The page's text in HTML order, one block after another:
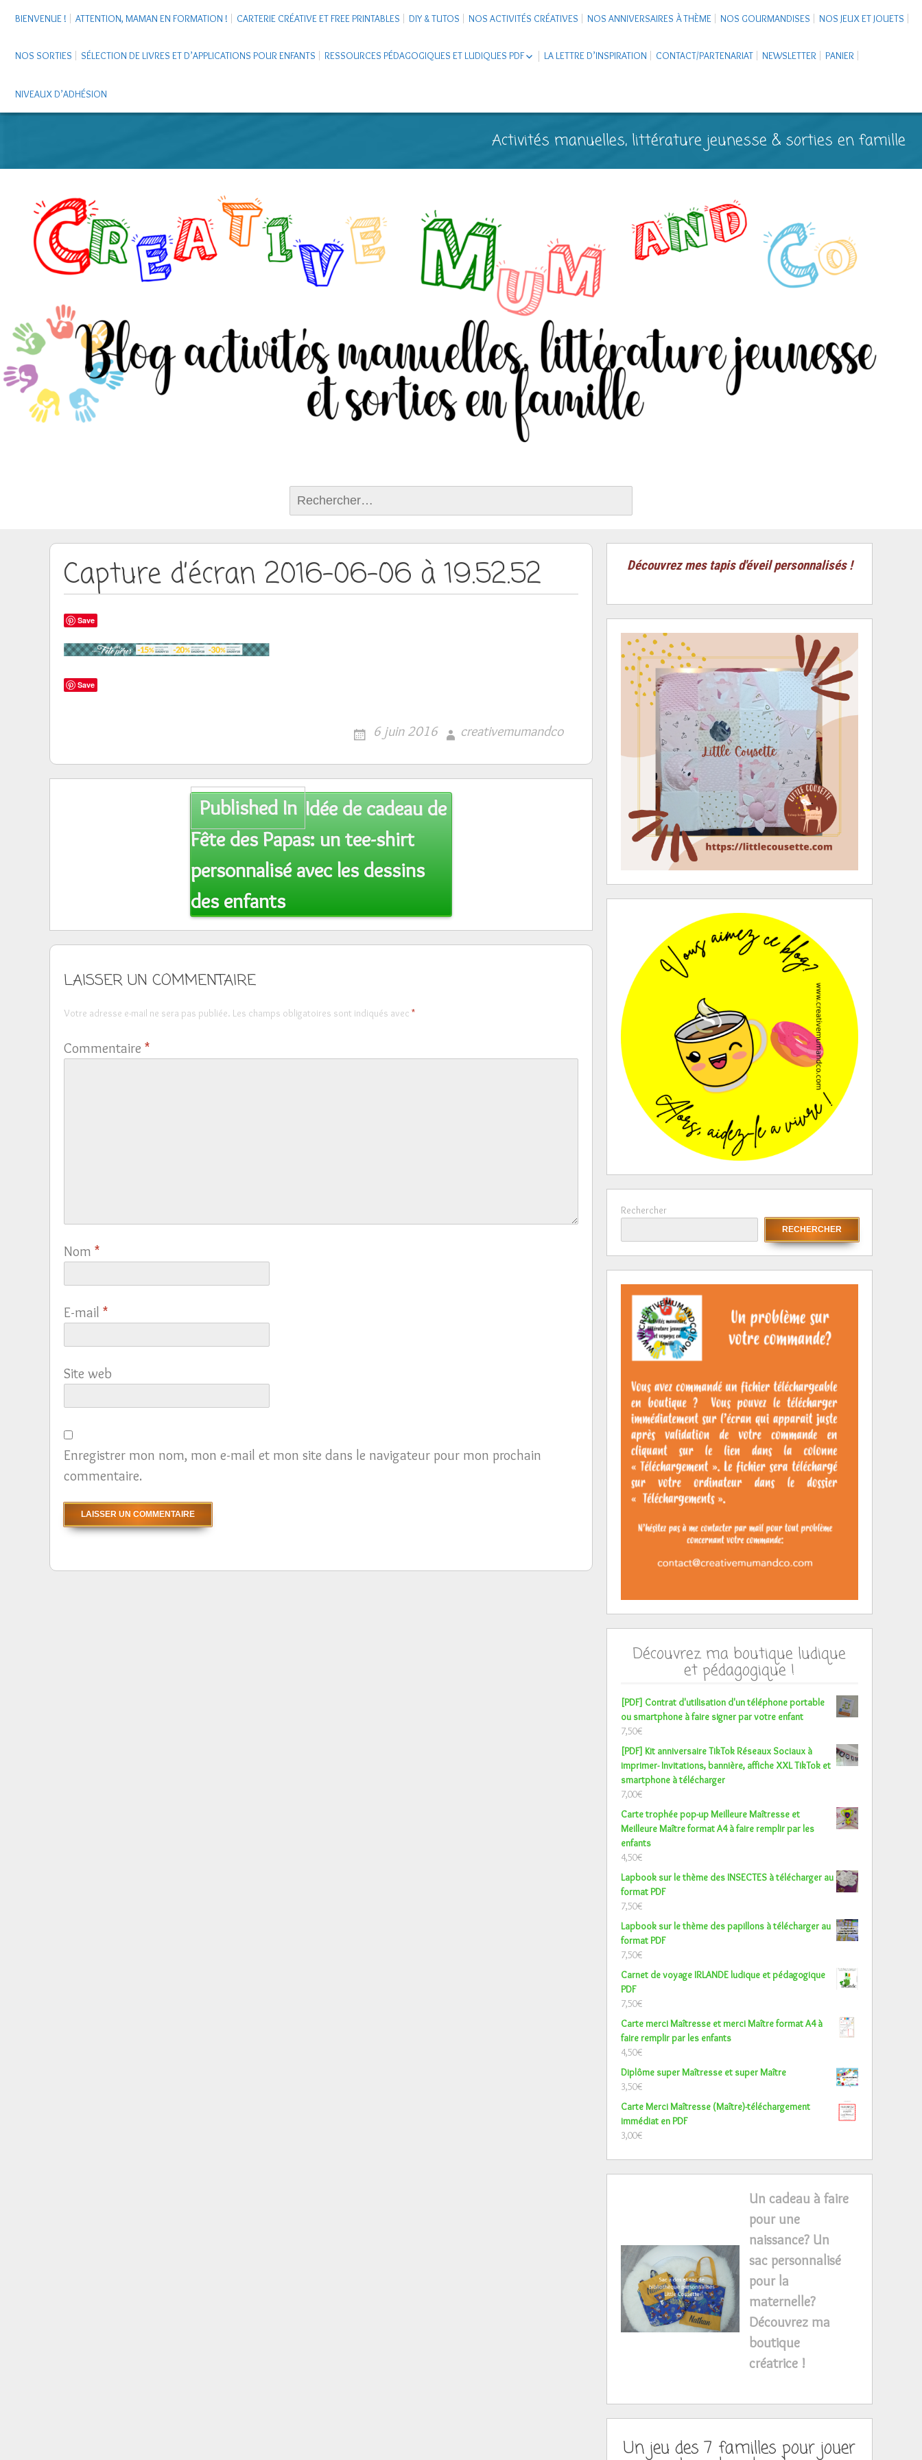
BIENVENUE ! ATTENTION, MAMAN EN FORMATION ! CARTERIE CRÉATIVE ET FREE PRINTABLES DIY & TUTOS NOS ACTIVITÉS CRÉATIVES NOS ANNIVERSAIRES À THÈME NOS GOURMANDISES NOS JEUX ET JOUETS
NOS SORTIES SÉLECTION DE LIVRES ET D’APPLICATIONS POUR ENFANTS RESSOURCES PÉDAGOGIQUES ET LUDIQUES PDF
CARNETS DE VOYAGE ENFANTS
LA LETTRE D’INSPIRATION CONTACT/PARTENARIAT NEWSLETTER PANIER
NIVEAUX D’ADHÉSION
Activités manuelles, littérature jeunesse & sorties en famille
Capture d’écran 2016-06-06 à 19.52.52
Save
Save
6 juin 2016 creativemumandco
Published In Idée de cadeau de
Fête des Papas: un tee-shirt
personnalisé avec les dessins
des enfants
LAISSER UN COMMENTAIRE
Votre adresse e-mail ne sera pas publiée. Les champs obligatoires sont indiqués avec *
Commentaire *
Nom *
E-mail *
Site web
Enregistrer mon nom, mon e-mail et mon site dans le navigateur pour mon prochain
commentaire.
Découvrez mes tapis d'éveil personnalisés !
Rechercher
RECHERCHER
Découvrez ma boutique ludique
et pédagogique !
[PDF] Contrat d'utilisation d'un téléphone portable
ou smartphone à faire signer par votre enfant
7,50€
[PDF] Kit anniversaire TikTok Réseaux Sociaux à
imprimer- Invitations, bannière, affiche XXL TikTok et
smartphone à télécharger
7,00€
Carte trophée pop-up Meilleure Maîtresse et
Meilleure Maître format A4 à faire remplir par les
enfants
4,50€
Lapbook sur le thème des INSECTES à télécharger au
format PDF
7,50€
Lapbook sur le thème des papillons à télécharger au
format PDF
7,50€
Carnet de voyage IRLANDE ludique et pédagogique
PDF
7,50€
Carte merci Maîtresse et merci Maître format A4 à
faire remplir par les enfants
4,50€
Diplôme super Maîtresse et super Maître
3,50€
Carte Merci Maîtresse (Maître)-téléchargement
immédiat en PDF
3,00€
Un cadeau à faire
pour une
naissance? Un
sac personnalisé
pour la
maternelle?
Découvrez ma
boutique
créatrice !
Un jeu des 7 familles pour jouer